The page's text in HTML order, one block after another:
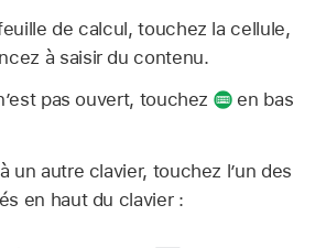
de calcul, touchez la cellule,
à saisir du contenu.
pas ouvert, touchez
en bas
un autre clavier, touchez l’un des
en haut du clavier :